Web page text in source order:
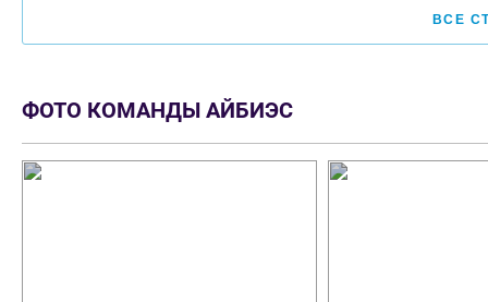
ВСЕ
ФОТО КОМАНДЫ АЙБИЭС